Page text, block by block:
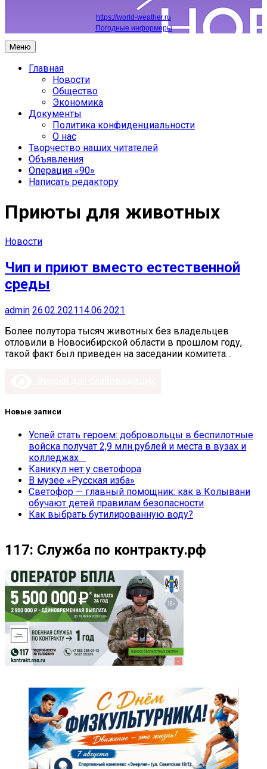
https://world-weather.ru
Погодные информеры
Меню
Главная
Новости
Общество
Экономика
Документы
Политика конфиденциальности
О нас
Творчество наших читателей
Объявления
Операция «90»
Написать редактору
Приюты для животных
Новости
Чип и приют вместо естественной
среды
admin 26.02.202114.06.2021
Более полутора тысяч животных без владельцев
отловили в Новосибирской области в прошлом году,
такой факт был приведен на заседании комитета…
Новые записи
Успей стать героем: добровольцы в беспилотные
войска получат 2,9 млн рублей и места в вузах и
колледжах
Каникул нет у светофора
В музее «Русская изба»
Светофор — главный помощник: как в Колывани
обучают детей правилам безопасности
Как выбрать бутилированную воду?
117: Служба по контракту.рф